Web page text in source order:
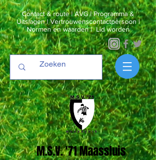
Contact & route|AVG|Programma &
Uitslagen|Vertrouwenscontactpersoon |
Normen en waarden|Lid worden
M.S.V. '71 Maassluis